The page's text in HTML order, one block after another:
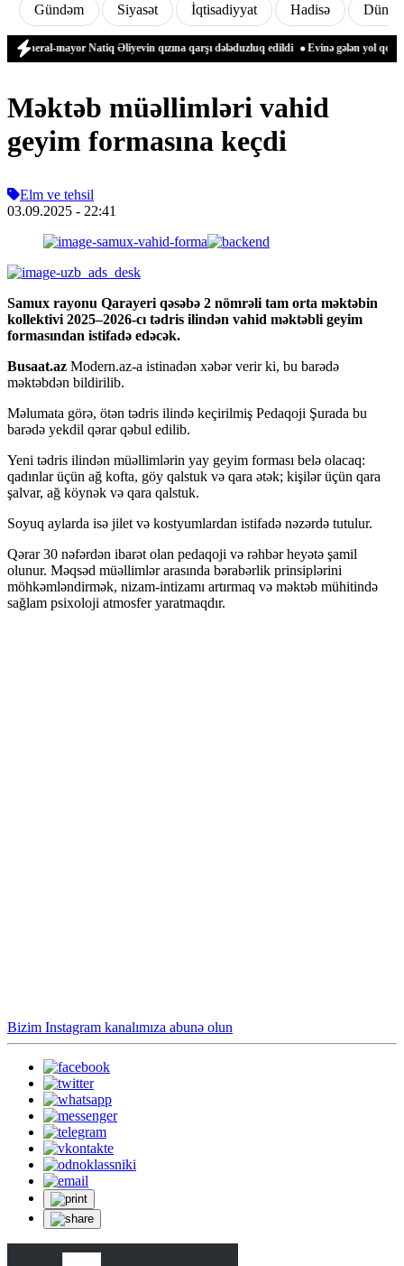
Gündəm Siyasət İqtisadiyyat Hadisə Dünya
mayor Natiq Əliyevin qızına qarşı dələduzluq edildi Evinə gələn yol qonşusu
Məktəb müəllimləri vahid
geyim formasına keçdi
Elm ve tehsil
03.09.2025 - 22:41
Samux rayonu Qarayeri qəsəbə 2 nömrəli tam orta məktəbin
kollektivi 2025–2026-cı tədris ilindən vahid məktəbli geyim
formasından istifadə edəcək.
Busaat.az Modern.az-a istinadən xəbər verir ki, bu barədə
məktəbdən bildirilib.
Məlumata görə, ötən tədris ilində keçirilmiş Pedaqoji Şurada bu
barədə yekdil qərar qəbul edilib.
Yeni tədris ilindən müəllimlərin yay geyim forması belə olacaq:
qadınlar üçün ağ kofta, göy qalstuk və qara ətək; kişilər üçün qara
şalvar, ağ köynək və qara qalstuk.
Soyuq aylarda isə jilet və kostyumlardan istifadə nəzərdə tutulur.
Qərar 30 nəfərdən ibarət olan pedaqoji və rəhbər heyətə şamil
olunur. Məqsəd müəllimlər arasında bərabərlik prinsiplərini
möhkəmləndirmək, nizam-intizamı artırmaq və məktəb mühitində
sağlam psixoloji atmosfer yaratmaqdır.
Bizim Instagram kanalımıza abunə olun